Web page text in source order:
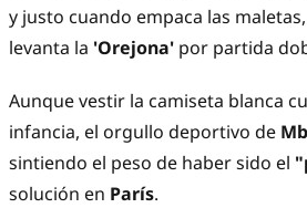
y justo cuando empaca las
levanta la 'Orejona' por partida
Aunque vestir la camiseta blanca
infancia, el orgullo deportivo de
sintiendo el peso de haber sido el
solución en París.